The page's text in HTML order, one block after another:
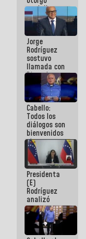
medalla
"Héroe de
Venezuela"
a servidores
públicos
Jorge
Rodríguez
sostuvo
llamada con
Dinorah
Figuera y
acuerdan
primer
encuentro
presencial
para el
diálogo
Cabello:
Todos los
diálogos son
bienvenidos
siempre que
estén en el
marco de la
Constitución
de la
República
Presidenta
(E)
Rodríguez
analizó
junto a
gobernadores
planes de
recuperación